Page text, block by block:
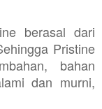
berasal dari
Pristine
bahan
dan murni,